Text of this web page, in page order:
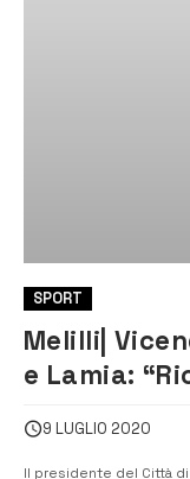
SPORT
Melilli|
e Lamia:
9 LUGLIO 2020
Il presidente del Città di